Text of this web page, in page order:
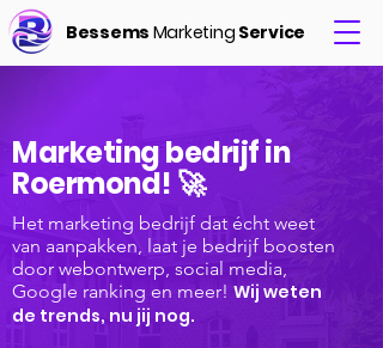
Bessems Marketing Service
Marketing bedrijf in
Roermond! 🚀
Het marketing bedrijf dat écht weet
van aanpakken, laat je bedrijf boosten
door webontwerp, social media,
Google ranking en meer! Wij weten
de trends, nu jij nog.